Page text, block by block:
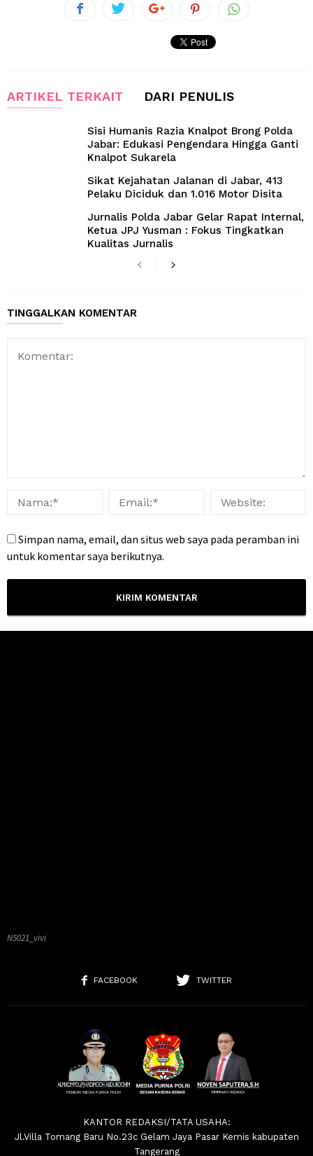
ARTIKEL TERKAIT DARI PENULIS
Sisi Humanis Razia Knalpot Brong Polda
Jabar: Edukasi Pengendara Hingga Ganti
Knalpot Sukarela
Sikat Kejahatan Jalanan di Jabar, 413
Pelaku Diciduk dan 1.016 Motor Disita
Jurnalis Polda Jabar Gelar Rapat Internal,
Ketua JPJ Yusman : Fokus Tingkatkan
Kualitas Jurnalis
TINGGALKAN KOMENTAR
Simpan nama, email, dan situs web saya pada peramban ini
untuk komentar saya berikutnya.
N5021_vivi
FACEBOOK TWITTER
KANTOR REDAKSI/TATA USAHA:
Jl.Villa Tomang Baru No.23c Gelam Jaya Pasar Kemis kabupaten
Tangerang